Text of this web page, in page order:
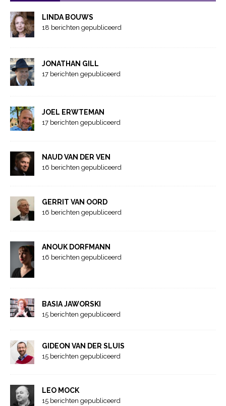
LINDA BOUWS
18 berichten gepubliceerd
JONATHAN GILL
17 berichten gepubliceerd
JOEL ERWTEMAN
17 berichten gepubliceerd
NAUD VAN DER VEN
16 berichten gepubliceerd
GERRIT VAN OORD
16 berichten gepubliceerd
ANOUK DORFMANN
16 berichten gepubliceerd
BASIA JAWORSKI
15 berichten gepubliceerd
GIDEON VAN DER SLUIS
15 berichten gepubliceerd
LEO MOCK
15 berichten gepubliceerd